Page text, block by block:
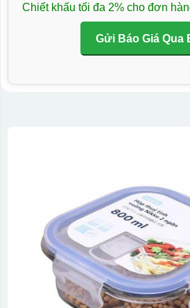
Chiết khấu tối đa 2% cho đơn
Gửi Báo Giá Qua